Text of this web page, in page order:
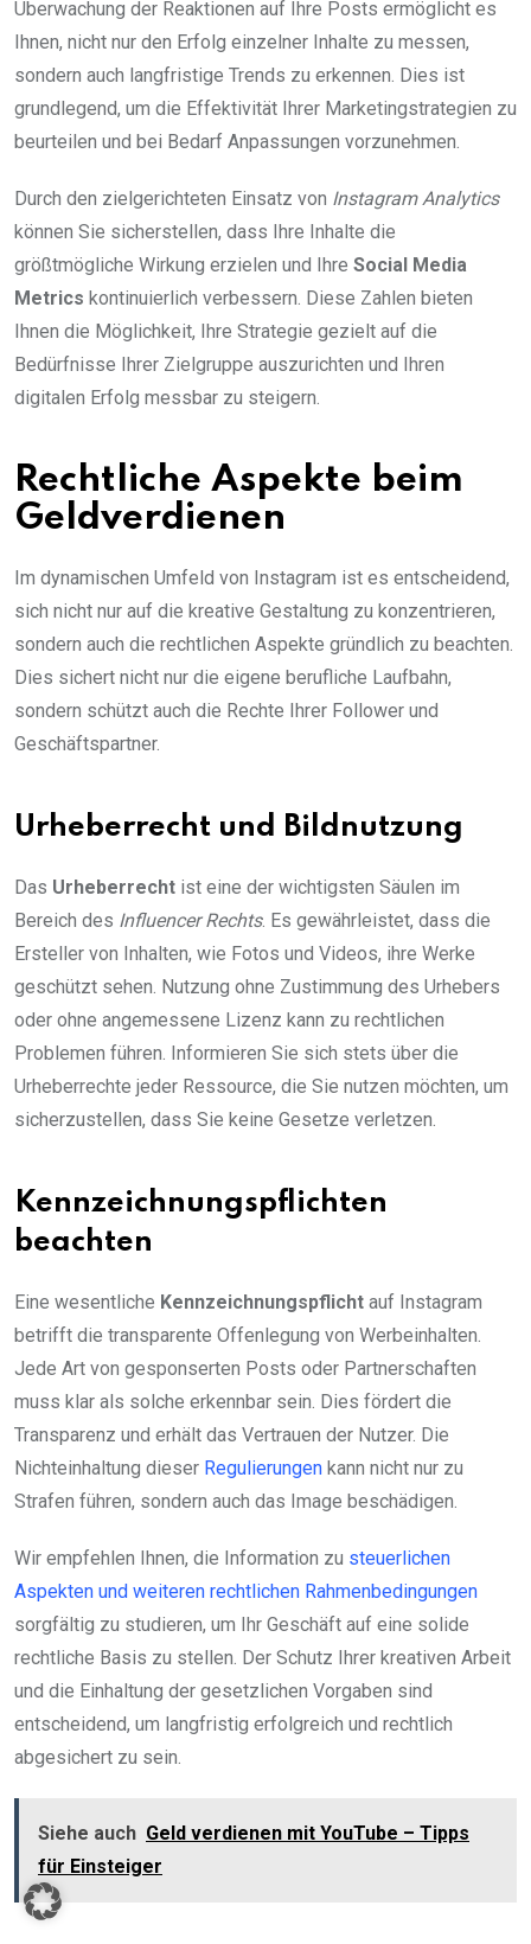
Überwachung der Reaktionen auf Ihre Posts ermöglicht es
Ihnen, nicht nur den Erfolg einzelner Inhalte zu messen,
sondern auch langfristige Trends zu erkennen. Dies ist
grundlegend, um die Effektivität Ihrer Marketingstrategien zu
beurteilen und bei Bedarf Anpassungen vorzunehmen.
Durch den zielgerichteten Einsatz von Instagram Analytics
können Sie sicherstellen, dass Ihre Inhalte die
größtmögliche Wirkung erzielen und Ihre Social Media
Metrics kontinuierlich verbessern. Diese Zahlen bieten
Ihnen die Möglichkeit, Ihre Strategie gezielt auf die
Bedürfnisse Ihrer Zielgruppe auszurichten und Ihren
digitalen Erfolg messbar zu steigern.
Rechtliche Aspekte beim
Geldverdienen
Im dynamischen Umfeld von Instagram ist es entscheidend,
sich nicht nur auf die kreative Gestaltung zu konzentrieren,
sondern auch die rechtlichen Aspekte gründlich zu beachten.
Dies sichert nicht nur die eigene berufliche Laufbahn,
sondern schützt auch die Rechte Ihrer Follower und
Geschäftspartner.
Urheberrecht und Bildnutzung
Das Urheberrecht ist eine der wichtigsten Säulen im
Bereich des Influencer Rechts. Es gewährleistet, dass die
Ersteller von Inhalten, wie Fotos und Videos, ihre Werke
geschützt sehen. Nutzung ohne Zustimmung des Urhebers
oder ohne angemessene Lizenz kann zu rechtlichen
Problemen führen. Informieren Sie sich stets über die
Urheberrechte jeder Ressource, die Sie nutzen möchten, um
sicherzustellen, dass Sie keine Gesetze verletzen.
Kennzeichnungspflichten
beachten
Eine wesentliche Kennzeichnungspflicht auf Instagram
betrifft die transparente Offenlegung von Werbeinhalten.
Jede Art von gesponserten Posts oder Partnerschaften
muss klar als solche erkennbar sein. Dies fördert die
Transparenz und erhält das Vertrauen der Nutzer. Die
Nichteinhaltung dieser Regulierungen kann nicht nur zu
Strafen führen, sondern auch das Image beschädigen.
Wir empfehlen Ihnen, die Information zu steuerlichen
Aspekten und weiteren rechtlichen Rahmenbedingungen
sorgfältig zu studieren, um Ihr Geschäft auf eine solide
rechtliche Basis zu stellen. Der Schutz Ihrer kreativen Arbeit
und die Einhaltung der gesetzlichen Vorgaben sind
entscheidend, um langfristig erfolgreich und rechtlich
abgesichert zu sein.
Siehe auch Geld verdienen mit YouTube – Tipps
für Einsteiger